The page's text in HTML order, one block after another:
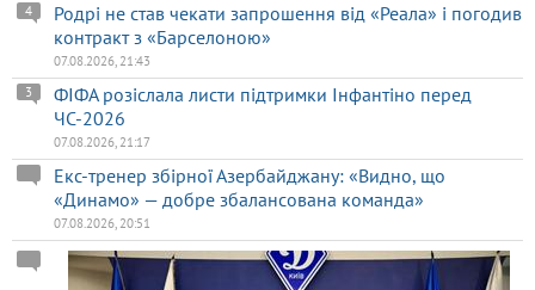
Родрі не став чекати запрошення від «Реала» і погодив
контракт з «Барселоною»
4
07.08.2026, 21:43
ФІФА розіслала листи підтримки Інфантіно перед
ЧС-2026
3
07.08.2026, 21:17
Екс-тренер збірної Азербайджану: «Видно, що
«Динамо» — добре збалансована команда»
07.08.2026, 20:51